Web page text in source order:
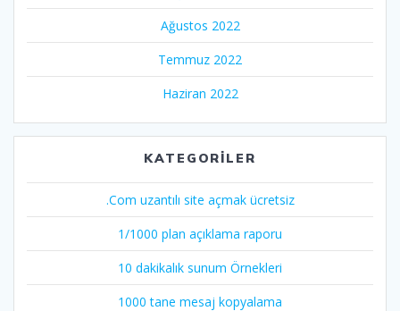
Ağustos 2022
Temmuz 2022
Haziran 2022
KATEGORILER
.Com uzantılı site açmak ücretsiz
1/1000 plan açıklama raporu
10 dakikalık sunum Örnekleri
1000 tane mesaj kopyalama